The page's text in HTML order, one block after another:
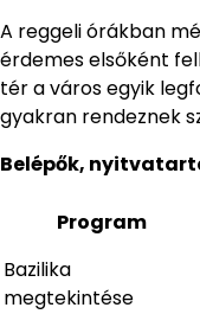
A reggeli órákban
érdemes elsőként
tér a város egyik
gyakran rendeznek
Belépők,
Program
Bazilika
megtekintése